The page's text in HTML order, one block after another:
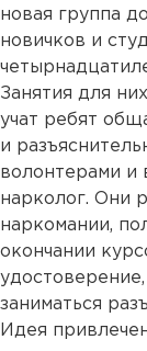
новая группа
новичков и
Занятия для
учат ребят
и
волонтерами и
нарколог. Они
наркомании,
окончании
заниматься
Идея